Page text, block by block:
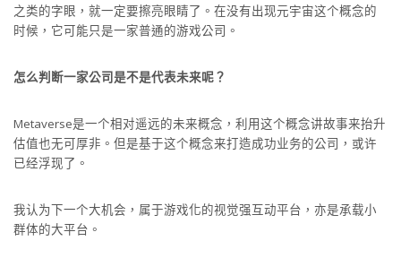
之类的字眼，就一定要擦亮眼睛了。在没有出现元宇宙这个概念的
时候，它可能只是一家普通的游戏公司。
怎么判断一家公司是不是代表未来呢？
Metaverse是一个相对遥远的未来概念，利用这个概念讲故事来抬升
估值也无可厚非。但是基于这个概念来打造成功业务的公司，或许
已经浮现了。
我认为下一个大机会，属于游戏化的视觉强互动平台，亦是承载小
群体的大平台。